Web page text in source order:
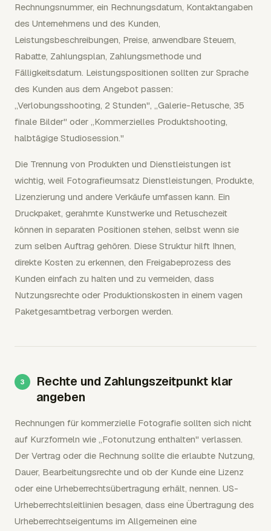
Rechnungsnummer, ein Rechnungsdatum, Kontaktangaben
des Unternehmens und des Kunden,
Leistungsbeschreibungen, Preise, anwendbare Steuern,
Rabatte, Zahlungsplan, Zahlungsmethode und
Fälligkeitsdatum. Leistungspositionen sollten zur Sprache
des Kunden aus dem Angebot passen:
„Verlobungsshooting, 2 Stunden", „Galerie-Retusche, 35
finale Bilder" oder „Kommerzielles Produktshooting,
halbtägige Studiosession."
Die Trennung von Produkten und Dienstleistungen ist
wichtig, weil Fotografieumsatz Dienstleistungen, Produkte,
Lizenzierung und andere Verkäufe umfassen kann. Ein
Druckpaket, gerahmte Kunstwerke und Retuschezeit
können in separaten Positionen stehen, selbst wenn sie
zum selben Auftrag gehören. Diese Struktur hilft Ihnen,
direkte Kosten zu erkennen, den Freigabeprozess des
Kunden einfach zu halten und zu vermeiden, dass
Nutzungsrechte oder Produktionskosten in einem vagen
Paketgesamtbetrag verborgen werden.
Rechte und Zahlungszeitpunkt klar
angeben
Rechnungen für kommerzielle Fotografie sollten sich nicht
auf Kurzformeln wie „Fotonutzung enthalten" verlassen.
Der Vertrag oder die Rechnung sollte die erlaubte Nutzung,
Dauer, Bearbeitungsrechte und ob der Kunde eine Lizenz
oder eine Urheberrechtsübertragung erhält, nennen. US-
Urheberrechtsleitlinien besagen, dass eine Übertragung des
Urheberrechtseigentums im Allgemeinen eine